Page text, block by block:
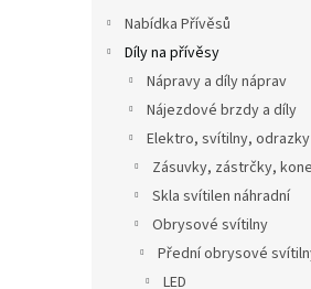
Nabídka Přívěsů
Díly na přívěsy
Nápravy a díly náprav
Nájezdové brzdy a díly
Elektro, svítilny, odrazky
Zásuvky, zástrčky,
Skla svítilen náhradní
Obrysové svítilny
Přední obrysové
LED